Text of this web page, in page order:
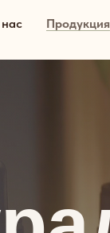
Продукция